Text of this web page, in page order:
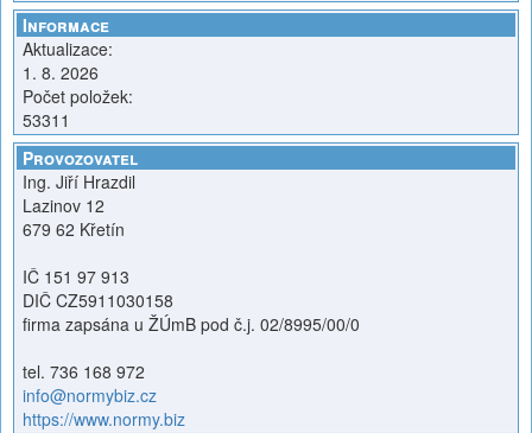
Informace
Aktualizace:
1. 8. 2026
Počet položek:
53311
Provozovatel
Ing. Jiří Hrazdil
Lazinov 12
679 62 Křetín
IČ 151 97 913
DIČ CZ5911030158
firma zapsána u ŽÚmB pod č.j. 02/8995/00/0
tel. 736 168 972
info@normybiz.cz
https://www.normy.biz